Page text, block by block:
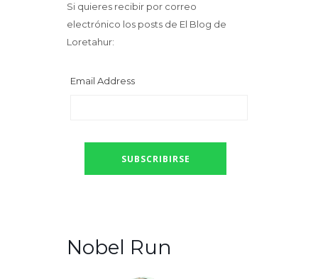
Si quieres recibir por correo
electrónico los posts de El Blog de
Loretahur:
Email Address
Nobel Run